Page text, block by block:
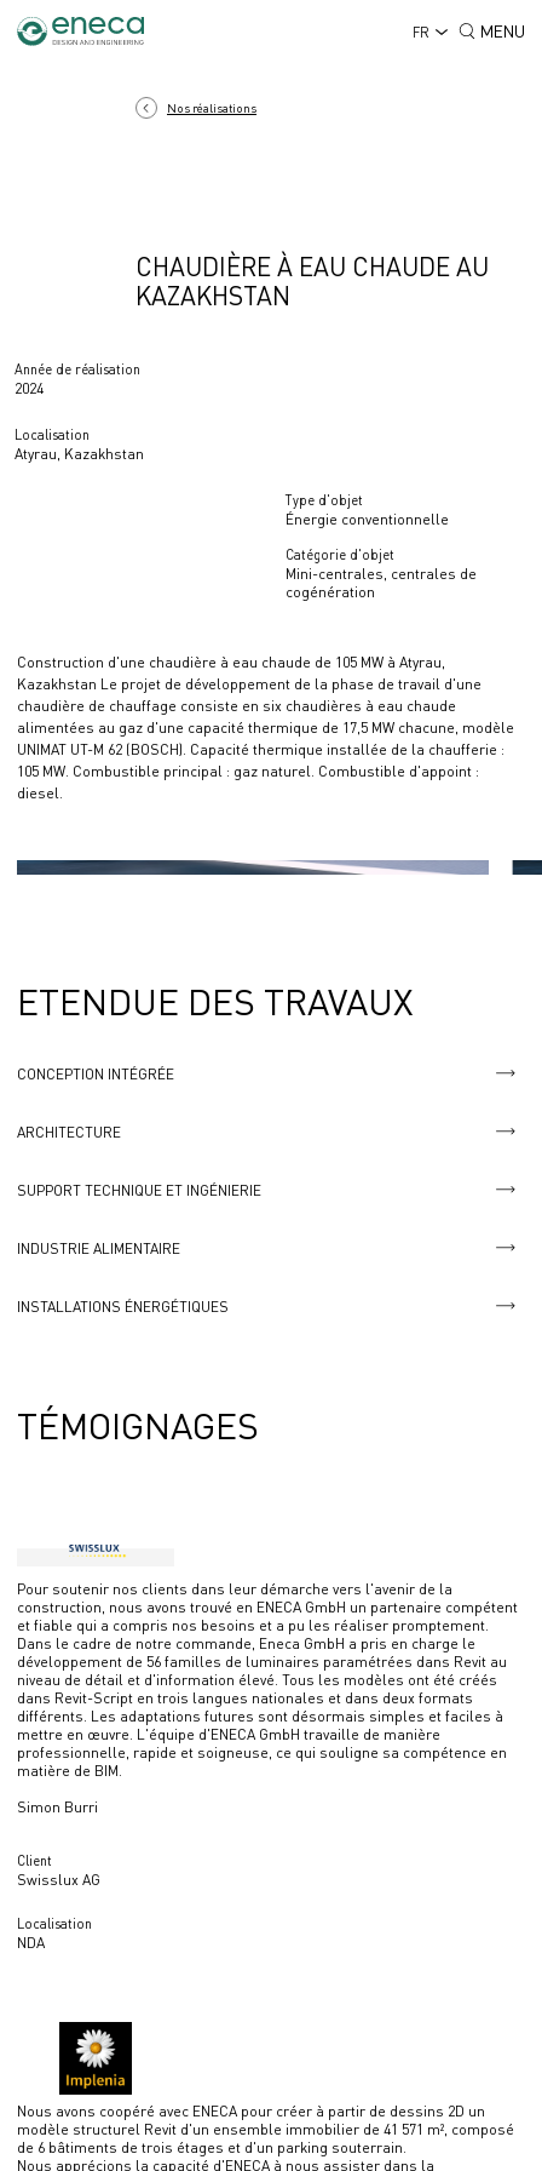
FR MENU
Année de réalisation
2024
Localisation
Atyrau, Kazakhstan
Type d'objet
Énergie conventionnelle
Catégorie d'objet
Mini-centrales, centrales de
cogénération
Nos réalisations
CHAUDIÈRE À EAU CHAUDE AU
KAZAKHSTAN
Construction d'une chaudière à eau chaude de 105 MW à Atyrau,
Kazakhstan Le projet de développement de la phase de travail d'une
chaudière de chauffage consiste en six chaudières à eau chaude
alimentées au gaz d'une capacité thermique de 17,5 MW chacune, modèle
UNIMAT UT-M 62 (BOSCH). Capacité thermique installée de la chaufferie :
105 MW. Combustible principal : gaz naturel. Combustible d'appoint :
diesel.
ETENDUE DES TRAVAUX
CONCEPTION INTÉGRÉE
ARCHITECTURE
SUPPORT TECHNIQUE ET INGÉNIERIE
INDUSTRIE ALIMENTAIRE
INSTALLATIONS ÉNERGÉTIQUES
TÉMOIGNAGES
Client
Swisslux AG
Localisation
NDA
Pour soutenir nos clients dans leur démarche vers l'avenir de la
construction, nous avons trouvé en ENECA GmbH un partenaire compétent
et fiable qui a compris nos besoins et a pu les réaliser promptement.
Dans le cadre de notre commande, Eneca GmbH a pris en charge le
développement de 56 familles de luminaires paramétrées dans Revit au
niveau de détail et d'information élevé. Tous les modèles ont été créés
dans Revit-Script en trois langues nationales et dans deux formats
différents. Les adaptations futures sont désormais simples et faciles à
mettre en œuvre. L'équipe d'ENECA GmbH travaille de manière
professionnelle, rapide et soigneuse, ce qui souligne sa compétence en
matière de BIM.
Simon Burri
Nous avons coopéré avec ENECA pour créer à partir de dessins 2D un
modèle structurel Revit d'un ensemble immobilier de 41 571 m², composé
de 6 bâtiments de trois étages et d'un parking souterrain.
Nous apprécions la capacité d'ENECA à nous assister dans la